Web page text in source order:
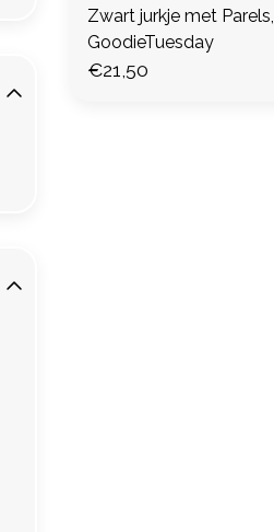
Zwart jurkje met Parels,
GoodieTuesday
€21,50